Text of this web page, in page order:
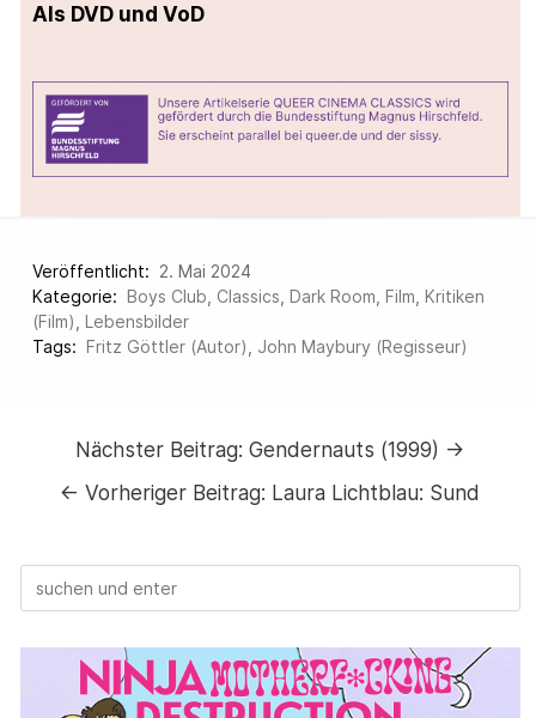
Als DVD und VoD
Veröffentlicht: 2. Mai 2024
Kategorie: Boys Club Classics ,Dark Room ,Film ,Kritiken
(Film) ,Lebensbilder
Tags: Fritz Göttler (Autor) John Maybury (Regisseur)
Nächster Beitrag:Gendernauts (1999) →
←Vorheriger Beitrag: Laura Lichtblau: Sund